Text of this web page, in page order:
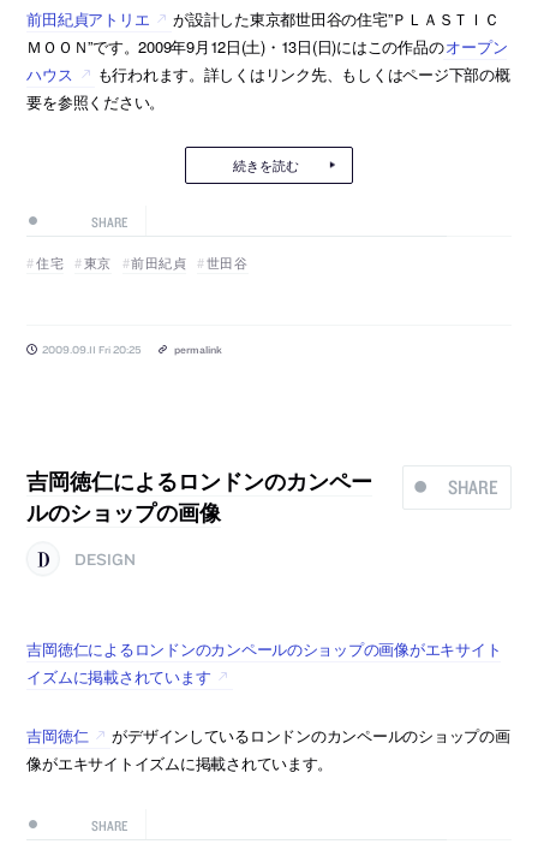
前田紀貞アトリエ
が設計した東京都世田谷の住宅”ＰＬＡＳＴＩＣ
ＭＯＯＮ”です。2009年9月12日(土)・13日(日)にはこの作品のオープン
ハウス
も行われます。詳しくはリンク先、もしくはページ下部の概
要を参照ください。
続きを読む
SHARE
住宅 東京 前田紀貞 世田谷
2009.09.11 Fri 20:25 permalink
SHARE
吉岡徳仁によるロンドンのカンペー
ルのショップの画像
DESIGN
吉岡徳仁によるロンドンのカンペールのショップの画像がエキサイト
イズムに掲載されています
吉岡徳仁
がデザインしているロンドンのカンペールのショップの画
像がエキサイトイズムに掲載されています。
SHARE